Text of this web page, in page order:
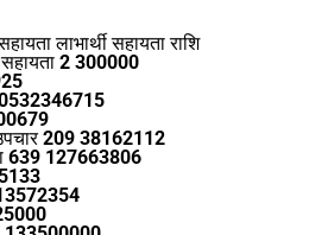
लाभार्थी सहायता राशि
2 300000
209 38162112
639 127663806